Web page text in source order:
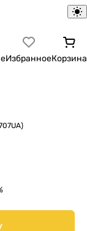
ИзбранноеКорзина